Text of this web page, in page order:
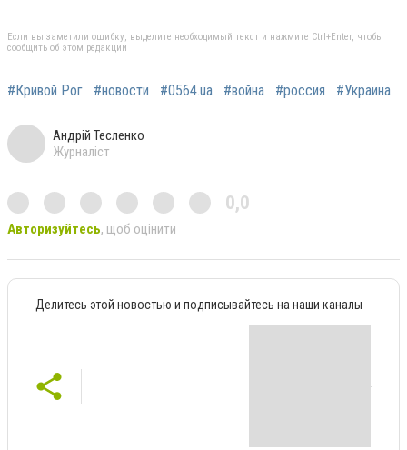
Если вы заметили ошибку, выделите необходимый текст и нажмите Ctrl+Enter, чтобы
сообщить об этом редакции
#Кривой Рог #новости #0564.ua #война #россия #Украина
Андрій Тесленко
Журналіст
0,0
Авторизуйтесь, щоб оцінити
Делитесь этой новостью и подписывайтесь на наши каналы